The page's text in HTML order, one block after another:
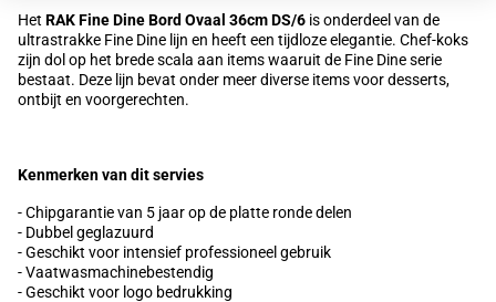
Het RAK Fine Dine Bord Ovaal 36cm DS/6 is onderdeel van de
ultrastrakke Fine Dine lijn en heeft een tijdloze elegantie. Chef-koks
zijn dol op het brede scala aan items waaruit de Fine Dine serie
bestaat. Deze lijn bevat onder meer diverse items voor desserts,
ontbijt en voorgerechten.
Kenmerken van dit servies
- Chipgarantie van 5 jaar op de platte ronde delen
- Dubbel geglazuurd
- Geschikt voor intensief professioneel gebruik
- Vaatwasmachinebestendig
- Geschikt voor logo bedrukking